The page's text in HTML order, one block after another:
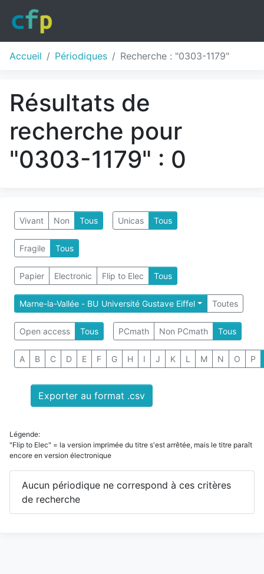
Accueil Périodiques Recherche : "0303-1179"
Résultats de
recherche pour
"0303-1179" : 0
Vivant Non Tous Unicas Tous
Fragile Tous
Papier Electronic Flip to Elec Tous
Marne-la-Vallée - BU Université Gustave Eiffel Toutes
Open access Tous PCmath Non PCmath Tous
A B C D E F G H I J K L M N O P
Exporter au format .csv
Légende:
"Flip to Elec" = la version imprimée du titre s'est arrêtée, mais le titre paraît
encore en version électronique
Aucun périodique ne correspond à ces critères
de recherche